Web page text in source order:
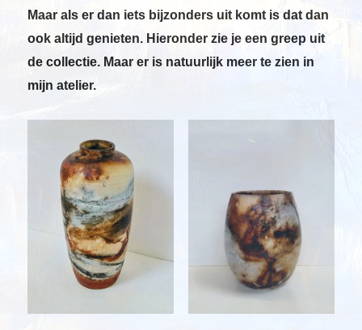
Maar als er dan iets bijzonders uit komt is dat dan
ook altijd genieten. Hieronder zie je een greep uit
de collectie. Maar er is natuurlijk meer te zien in
mijn atelier.